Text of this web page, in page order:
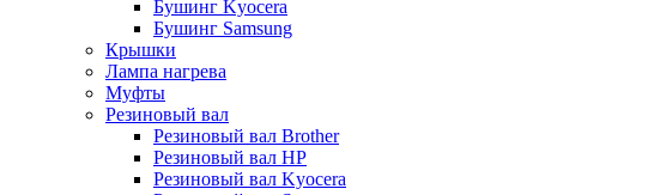
Бушинг Kyocera
Бушинг Samsung
Крышки
Лампа нагрева
Муфты
Резиновый вал
Резиновый вал Brother
Резиновый вал HP
Резиновый вал Kyocera